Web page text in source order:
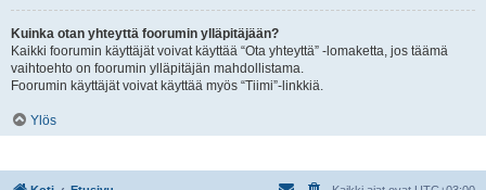
Kuinka otan yhteyttä foorumin ylläpitäjään?
Kaikki foorumin käyttäjät voivat käyttää “Ota yhteyttä” -lomaketta, jos täämä
vaihtoehto on foorumin ylläpitäjän mahdollistama.
Foorumin käyttäjät voivat käyttää myös “Tiimi”-linkkiä.
Ylös